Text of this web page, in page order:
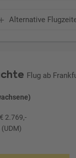
Alternative
Flug ab
2.769,-
(UDM)